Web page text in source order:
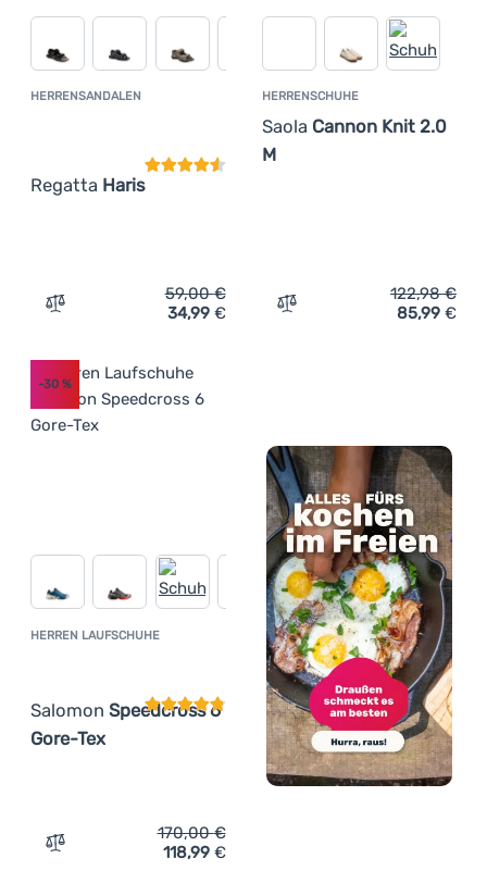
HERRENSANDALEN
Regatta Haris
Kundenbewertung
Zum Vergleich 'Herrensandalen Regatta Haris'
59,00€
34,99 €
HERRENSCHUHE
Saola Cannon Knit 2.0
M
Zum Vergleich
122,98€
85,99 €
HERREN LAUFSCHUHE
Salomon Speedcross 6
Gore-Tex
Kundenbewertung
-30 %
Zum Vergleich 'Herren Laufschuhe Salomon
170,00€
118,99 €